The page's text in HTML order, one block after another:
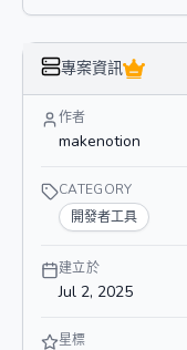
專案資訊
作者
makenotion
CATEGORY
開發者工具
建立於
Jul 2, 2025
星標